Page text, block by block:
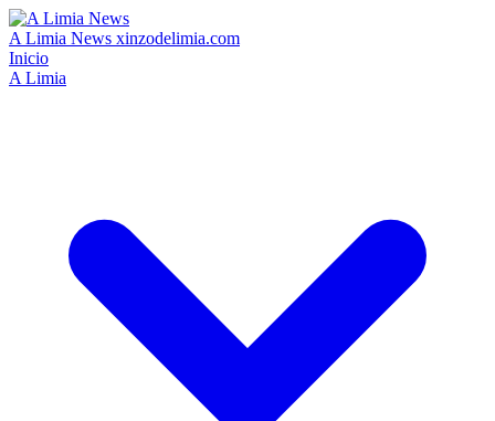
A Limia News xinzodelimia.com
Inicio
A Limia